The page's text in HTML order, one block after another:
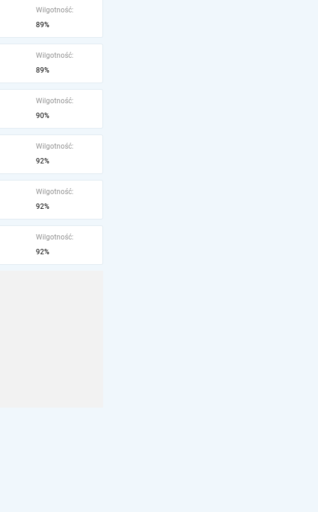
Wilgotność:
89%
Wilgotność:
89%
Wilgotność:
90%
Wilgotność:
92%
Wilgotność:
92%
Wilgotność:
92%